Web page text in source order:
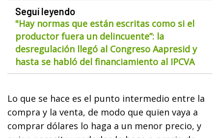
Seguí leyendo
"Hay normas que están escritas como si el
productor fuera un delincuente”: la
desregulación llegó al Congreso Aapresid y
hasta se habló del financiamiento al IPCVA
Lo que se hace es el punto intermedio entre la
compra y la venta, de modo que quien vaya a
comprar dólares lo haga a un menor precio, y